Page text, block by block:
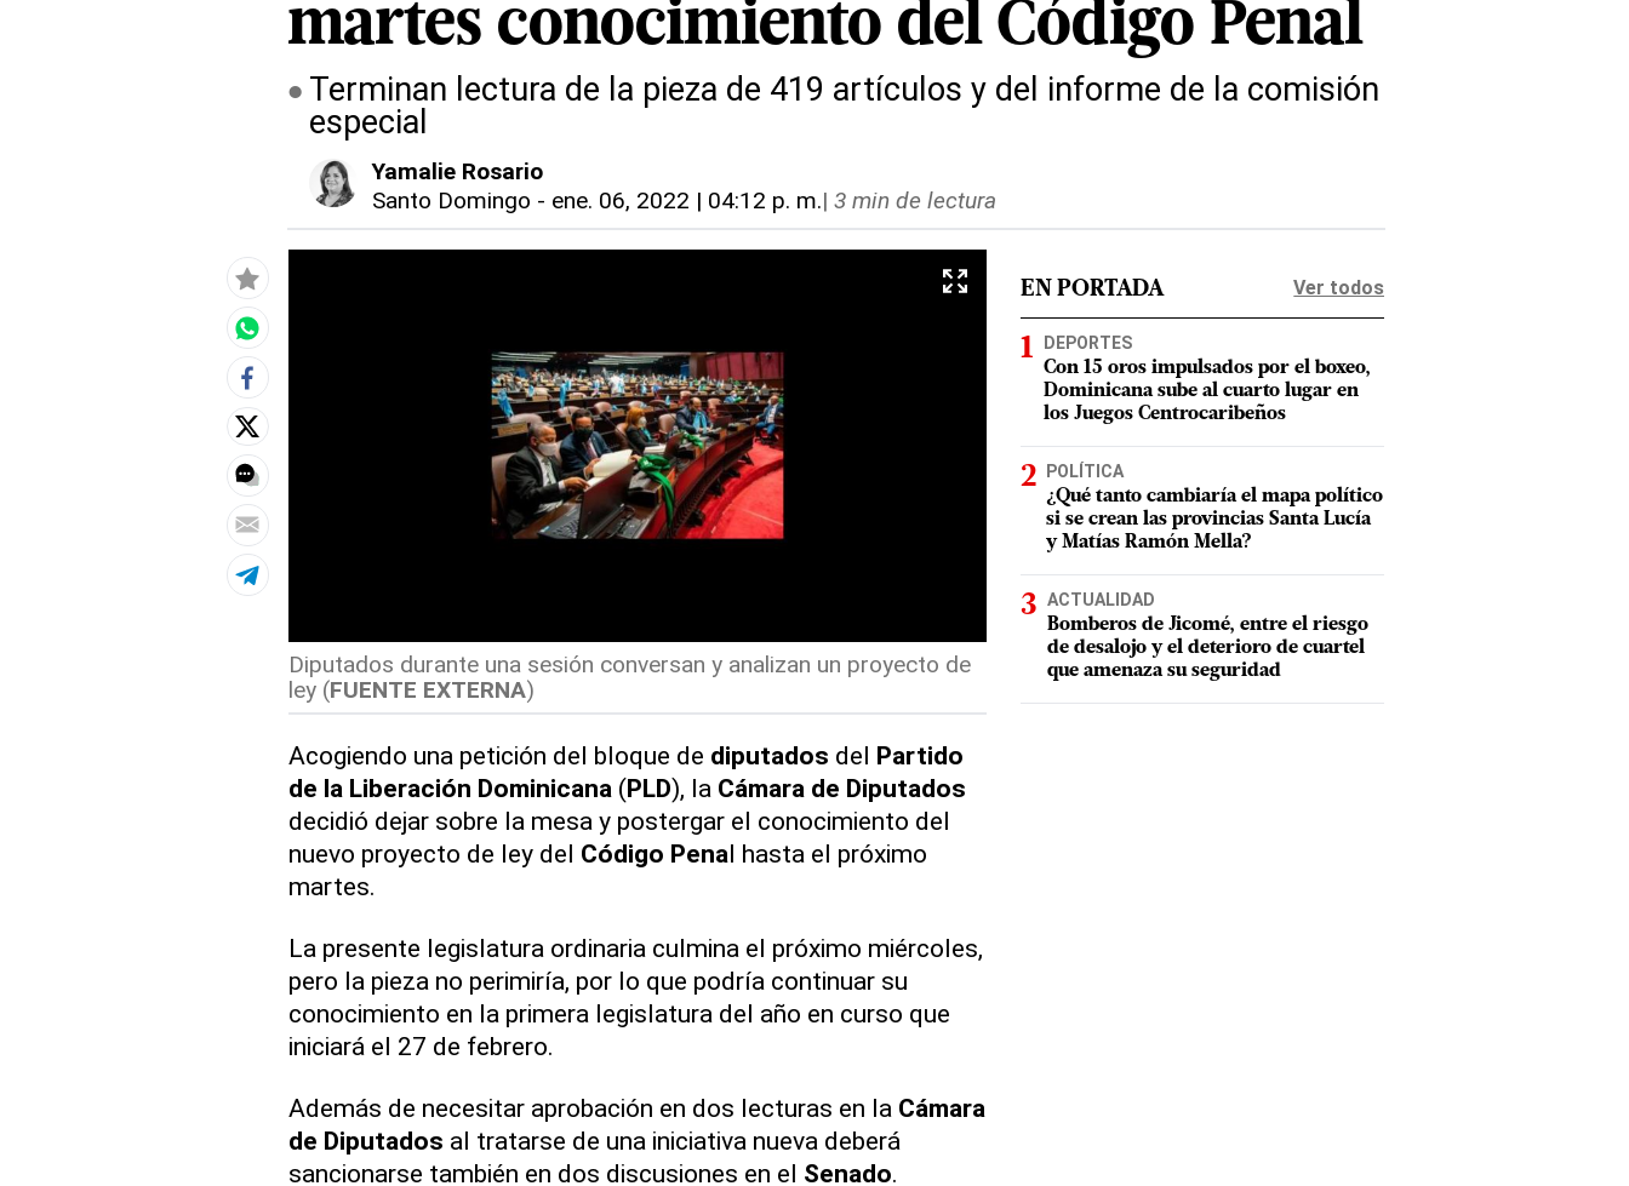
martes conocimiento del Código Penal
Terminan lectura de la pieza de 419 artículos y del informe de la comisión
especial
Yamalie Rosario
Santo Domingo - ene. 06, 2022 | 04:12 p. m.| 3 min de lectura
Diputados durante una sesión conversan y analizan un proyecto de
ley (FUENTE EXTERNA)
Acogiendo una petición del bloque de diputados del Partido
de la Liberación Dominicana (PLD), la Cámara de Diputados
decidió dejar sobre la mesa y postergar el conocimiento del
nuevo proyecto de ley del Código Penal hasta el próximo
martes.
La presente legislatura ordinaria culmina el próximo miércoles,
pero la pieza no perimiría, por lo que podría continuar su
conocimiento en la primera legislatura del año en curso que
iniciará el 27 de febrero.
Además de necesitar aprobación en dos lecturas en la Cámara
de Diputados al tratarse de una iniciativa nueva deberá
sancionarse también en dos discusiones en el Senado.
EN PORTADA Ver todos
DEPORTES
Con 15 oros impulsados por el boxeo,
Dominicana sube al cuarto lugar en
los Juegos Centrocaribeños
POLÍTICA
¿Qué tanto cambiaría el mapa político
si se crean las provincias Santa Lucía
y Matías Ramón Mella?
ACTUALIDAD
Bomberos de Jicomé, entre el riesgo
de desalojo y el deterioro de cuartel
que amenaza su seguridad